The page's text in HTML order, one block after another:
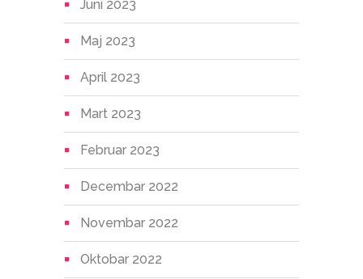
Juni 2023
Maj 2023
April 2023
Mart 2023
Februar 2023
Decembar 2022
Novembar 2022
Oktobar 2022